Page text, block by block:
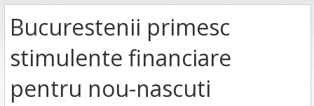
Bucurestenii primesc
stimulente financiare
pentru nou-nascuti